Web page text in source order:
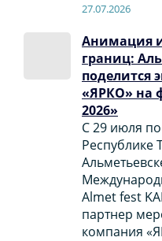
27.07.2026
Анимация
границ:
поделится
«ЯРКО» на
2026»
С 29 июля по
Республике
Almet fest
партнер
компания